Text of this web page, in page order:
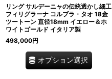
リング サルデーニャの伝統透かし細工
フィリグラーナ コルブラ・タオ 18金
ツートーン 直径18mm イエロー＆ホ
ワイトゴールド イタリア製
498,000円
オプション選択